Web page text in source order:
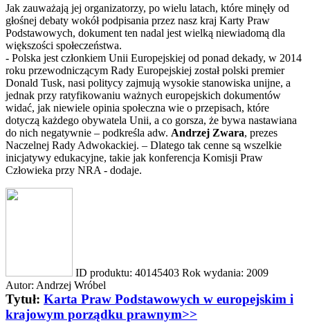
Jak zauważają jej organizatorzy, po wielu latach, które minęły od
głośnej debaty wokół podpisania przez nasz kraj Karty Praw
Podstawowych, dokument ten nadal jest wielką niewiadomą dla
większości społeczeństwa.
- Polska jest członkiem Unii Europejskiej od ponad dekady, w 2014
roku przewodniczącym Rady Europejskiej został polski premier
Donald Tusk, nasi politycy zajmują wysokie stanowiska unijne, a
jednak przy ratyfikowaniu ważnych europejskich dokumentów
widać, jak niewiele opinia społeczna wie o przepisach, które
dotyczą każdego obywatela Unii, a co gorsza, że bywa nastawiana
do nich negatywnie – podkreśla adw. Andrzej Zwara, prezes
Naczelnej Rady Adwokackiej. – Dlatego tak cenne są wszelkie
inicjatywy edukacyjne, takie jak konferencja Komisji Praw
Człowieka przy NRA - dodaje.
ID produktu: 40145403 Rok wydania: 2009
Autor: Andrzej Wróbel
Tytuł: Karta Praw Podstawowych w europejskim i
krajowym porządku prawnym>>